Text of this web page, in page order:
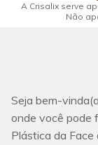
A Crisalix serve
Não
Seja bem-
onde você pode
Plástica da Face